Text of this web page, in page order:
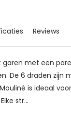
Reviews
met een
De 6 draden zijn
is ideaal
str...